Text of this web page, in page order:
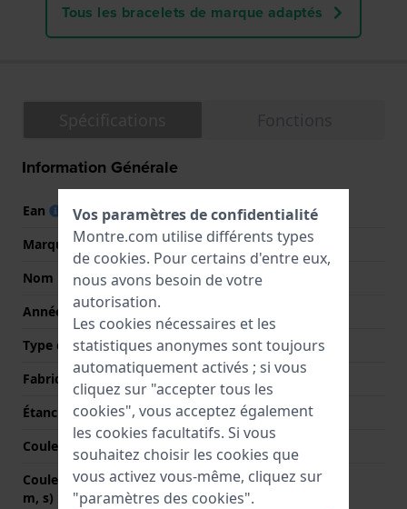
Tous les bracelets de marque adaptés
Information Générale
Ean
4048803204498
Marque
Fossil
Nom
Brox
Année
Type d'affichage
Analogique
Fabriqué en Suisse
Non
Étanchéité
5 Bar (douche)
Couleur du cadran
Couleurs des aiguilles (h,
m, s)
Argent, Argent, Orange
Vos paramètres de confidentialité
Montre.com utilise différents types
de cookies. Pour certains d'entre eux,
nous avons besoin de votre
autorisation.
Les cookies nécessaires et les
statistiques anonymes sont toujours
automatiquement activés ; si vous
cliquez sur "accepter tous les
cookies", vous acceptez également
les cookies facultatifs. Si vous
souhaitez choisir les cookies que
vous activez vous-même, cliquez sur
"paramètres des cookies".